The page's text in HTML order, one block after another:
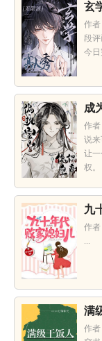
玄
作
段
今
成
作者
说
让
权
九
作者
...
满
作